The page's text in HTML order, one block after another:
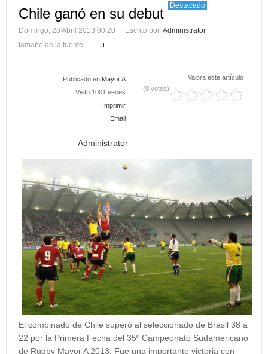
Chile ganó en su debut Destacado
Domingo, 28 Abril 2013 00:20 Escrito por Administrator
tamaño de la fuente
Publicado en Mayor A
Visto 1001 veces
Imprimir
Email
Valora este artículo
(0 votos)
Administrator
El combinado de Chile superó al seleccionado de Brasil 38 a
22 por la Primera Fecha del 35º Campeonato Sudamericano
de Rugby Mayor A 2013. Fue una importante victoria con